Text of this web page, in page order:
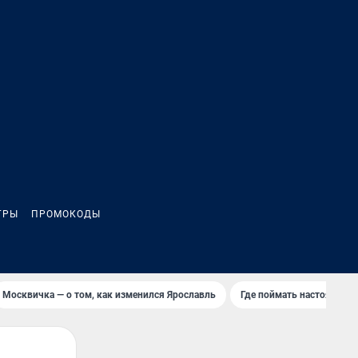
ПРОМОКОДЫ
Москвичка — о том, как изменился Ярославль Где поймать настоящее